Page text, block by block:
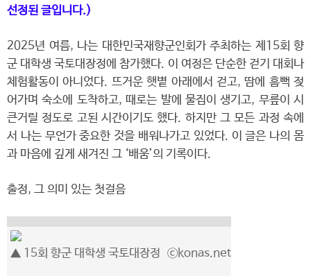
선정된 글입니다.)
2025년 여름, 나는 대한민국재향군인회가 주최하는 제15회 향
군 대학생 국토대장정에 참가했다. 이 여정은 단순한 걷기 대회나
체험활동이 아니었다. 뜨거운 햇볕 아래에서 걷고, 땀에 흠뻑 젖
어가며 숙소에 도착하고, 때로는 발에 물집이 생기고, 무릎이 시
큰거릴 정도로 고된 시간이기도 했다. 하지만 그 모든 과정 속에
서 나는 무언가 중요한 것을 배워나가고 있었다. 이 글은 나의 몸
과 마음에 깊게 새겨진 그 ‘배움’의 기록이다.
출정, 그 의미 있는 첫걸음
▲ 15회 향군 대학생 국토대장정 ⓒkonas.net